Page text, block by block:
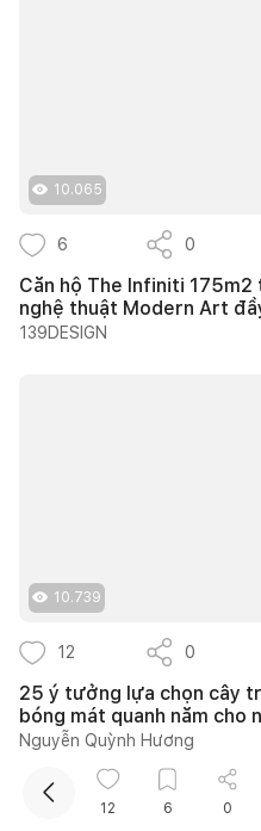
10.065
6 0
Căn hộ The Infiniti
nghệ thuật Modern Art
139DESIGN
10.739
12 0
25 ý tưởng lựa chọn cây
bóng mát quanh năm cho
Nguyễn Quỳnh Hương
12 6 0